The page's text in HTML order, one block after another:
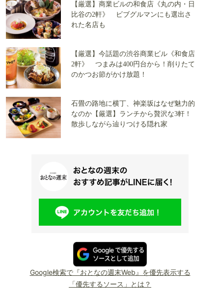
【厳選】商業ビルの和食店《丸の内・日
比谷の2軒》 ビブグルマンにも選出さ
れた名店も
【厳選】今話題の渋谷商業ビル《和食店
2軒》 つまみは400円台から！削りたて
のかつお節がかけ放題！
石畳の路地に横丁、神楽坂はなぜ魅力的
なのか【厳選】ランチから贅沢な3軒！
散歩しながら辿りつける隠れ家
Google検索で『おとなの週末Web』を優先表示する
「優先するソース」とは？